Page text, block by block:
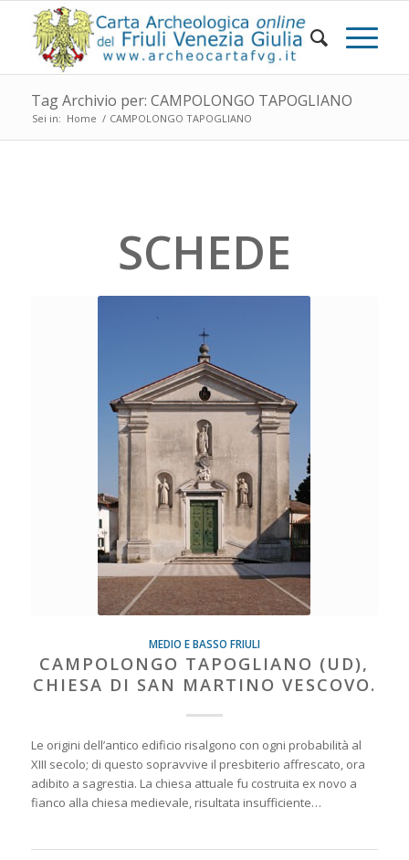
Tag Archivio per: CAMPOLONGO TAPOGLIANO
Sei in: Home / CAMPOLONGO TAPOGLIANO
SCHEDE
MEDIO E BASSO FRIULI
CAMPOLONGO TAPOGLIANO (UD),
CHIESA DI SAN MARTINO VESCOVO.
Le origini dell’antico edificio risalgono con ogni probabilità al
XIII secolo; di questo sopravvive il presbiterio affrescato, ora
adibito a sagrestia. La chiesa attuale fu costruita ex novo a
fianco alla chiesa medievale, risultata insufficiente…